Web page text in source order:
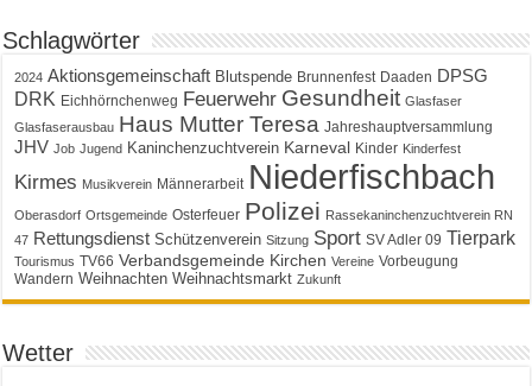
Schlagwörter
2024 Aktionsgemeinschaft Blutspende Brunnenfest Daaden DPSG
DRK Eichhörnchenweg Feuerwehr Gesundheit Glasfaser
Glasfaserausbau Haus Mutter Teresa Jahreshauptversammlung
JHV Job Jugend Kaninchenzuchtverein Karneval Kinder Kinderfest
Kirmes Musikverein Männerarbeit Niederfischbach
Oberasdorf Ortsgemeinde Osterfeuer Polizei Rassekaninchenzuchtverein RN
47 Rettungsdienst Schützenverein Sitzung Sport SV Adler 09 Tierpark
Tourismus TV66 Verbandsgemeinde Kirchen Vereine Vorbeugung
Wandern Weihnachten Weihnachtsmarkt Zukunft
Wetter